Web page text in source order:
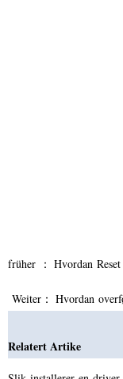
früher ： Hvordan
Weiter： Hvordan
Relatert Artike